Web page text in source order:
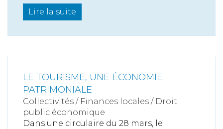
Lire la suite
LE TOURISME, UNE ÉCONOMIE
PATRIMONIALE
Collectivités / Finances locales / Droit
public économique
Dans une circulaire du 28 mars, le